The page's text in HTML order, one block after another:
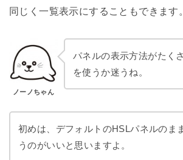
同じく一覧表示にすることもできます。
ノーノちゃん
パネルの表示方法がたく
を使うか迷うね。
初めは、デフォルトのHSLパネルのま
うのがいいと思いますよ。